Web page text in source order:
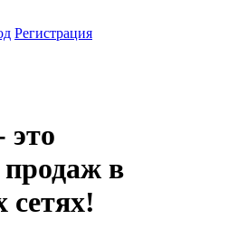
Регистрация
это
продаж в
сетях!